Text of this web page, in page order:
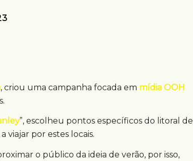
, criou uma campanha focada em mídia OOH
”, escolheu pontos específicos do litoral de
viajar por estes locais.
o público da ideia de verão, por isso,